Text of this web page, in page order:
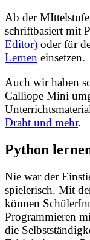
Ab der
schriftbasiert mit
Editor) oder für
Lernen einsetzen.
Auch wir haben
Calliope Mini
Draht und mehr.
Python
Nie war der
spielerisch. Mit
können
Programmieren
die